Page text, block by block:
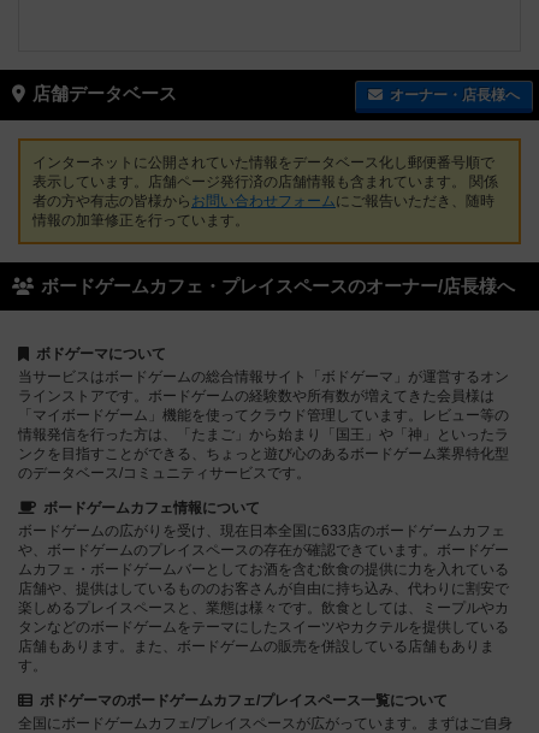
店舗データベース オーナー・店長様へ
インターネットに公開されていた情報をデータベース化し郵便番号順で
表示しています。店舗ページ発行済の店舗情報も含まれています。 関係
者の方や有志の皆様から お問い合わせフォームにご報告いただき、随時
情報の加筆修正を行っています。
ボードゲームカフェ・プレイスペースのオーナー/店長様へ
ボドゲーマについて
当サービスはボードゲームの総合情報サイト「ボドゲーマ」が運営するオン
ラインストアです。ボードゲームの経験数や所有数が増えてきた会員様は
「マイボードゲーム」機能を使ってクラウド管理しています。レビュー等の
情報発信を行った方は、「たまご」から始まり「国王」や「神」といったラ
ンクを目指すことができる、ちょっと遊び心のあるボードゲーム業界特化型
のデータベース/コミュニティサービスです。
ボードゲームカフェ情報について
ボードゲームの広がりを受け、現在日本全国に633店のボードゲームカフェ
や、ボードゲームのプレイスペースの存在が確認できています。ボードゲー
ムカフェ・ボードゲームバーとしてお酒を含む飲食の提供に力を入れている
店舗や、提供はしているもののお客さんが自由に持ち込み、代わりに割安で
楽しめるプレイスペースと、業態は様々です。飲食としては、ミープルやカ
タンなどのボードゲームをテーマにしたスイーツやカクテルを提供している
店舗もあります。また、ボードゲームの販売を併設している店舗もありま
す。
ボドゲーマのボードゲームカフェ/プレイスペース一覧について
全国にボードゲームカフェ/プレイスペースが広がっています。まずはご自身